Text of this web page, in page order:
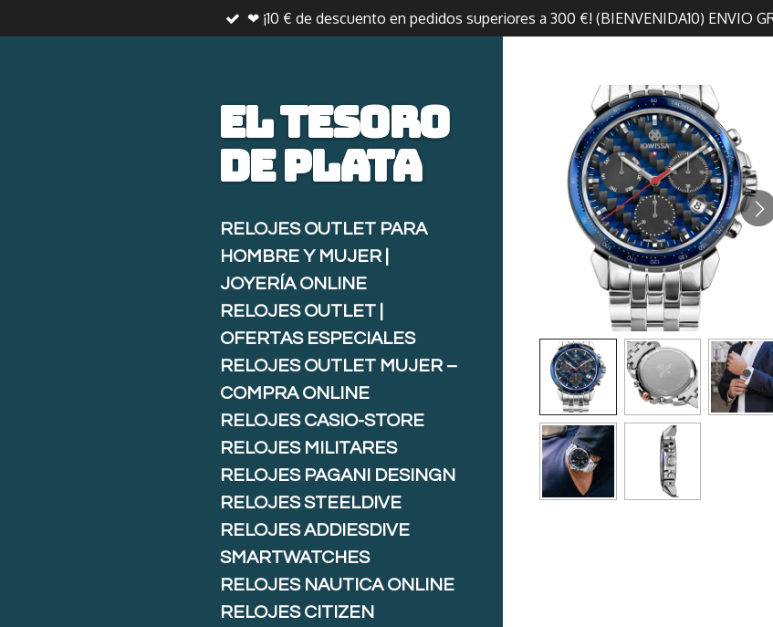
al
❤ ¡10 € de descuento en pedidos superiores a 300 €! (BIENVENIDA10) ENVIO
El tesoro
deplata
RELOJES OUTLET PARA
HOMBRE Y MUJER |
JOYERÍA ONLINE
RELOJES OUTLET |
OFERTAS ESPECIALES
RELOJES OUTLET MUJER –
COMPRA ONLINE
RELOJES CASIO-STORE
RELOJES MILITARES
RELOJES PAGANI DESINGN
RELOJES STEELDIVE
RELOJES ADDIESDIVE
SMARTWATCHES
RELOJES NAUTICA ONLINE
RELOJES CITIZEN